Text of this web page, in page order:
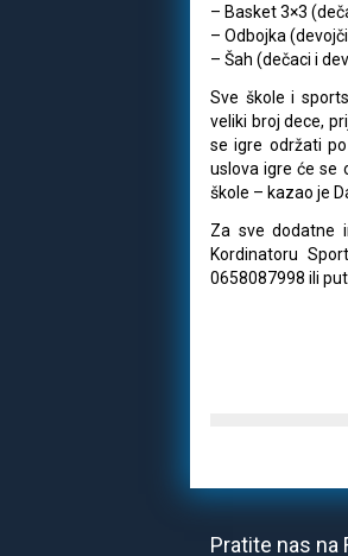
– Basket 3×3
– Odbojka
– Šah (dečaci i
Sve škole i
veliki broj dece,
se igre održati
uslova igre će se
škole – kazao je
Za sve dodatne
Kordinatoru
0658087998 ili
Pratite nas na